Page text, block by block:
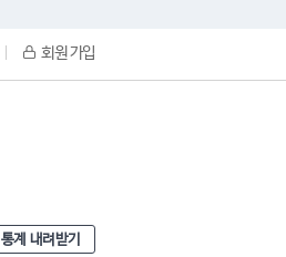
회원 가입
통계 내려받기